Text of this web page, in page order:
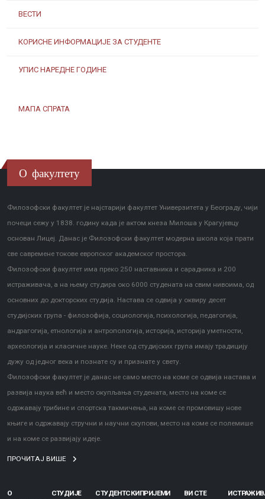
ВЕСТИ
КОРИСНЕ ИНФОРМАЦИЈЕ ЗА СТУДЕНТЕ
УПИС НАРЕДНЕ ГОДИНЕ
МАПА СПРАТА
О факултету
Филозофски факултет је најстарији факултет Универзитета у Београду, чији
почеци сежу у 1838. годину када је актом кнеза Милоша у Крагујевцу
основан Лицеј. Данас је Филозофски факултет модерна школа која прати
све савремене токове европског академског простора.
Филозофски факултет има преко 250 наставника и сарадника и 200
истраживача, а на њему студира око 6000 студената на свим нивоима, од
основних до докторских студија. Настава се одвија у оквиру десет
студијских група - филозофија, социологија, психологија, педагогија,
андрагогија, етнологија и антропологија, историја, историја уметности,
археологија и класичне науке. Неке од студијских група имају традицију
дужу од једног века и познате су и признате у свету.
Филозофски факултет је данас не само место на коме се одвија настава и
развија наука већ и место окупљања студената, место на коме се
одржавају трибине и спортска такмичења, на коме се промовишу нове
књиге и одржавају стручни и научни скупови, место на коме се полемише
и на коме се развијају идеје.
ПРОЧИТАЈ ВИШЕ
О
СТУДИЈЕ
СТУДЕНТСКИПРИЈЕМИ
ВИ СТЕ